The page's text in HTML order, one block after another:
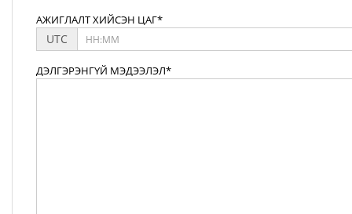
АЖИГЛАЛТ ХИЙСЭН ЦАГ*
UTC
ДЭЛГЭРЭНГҮЙ МЭДЭЭЛЭЛ*